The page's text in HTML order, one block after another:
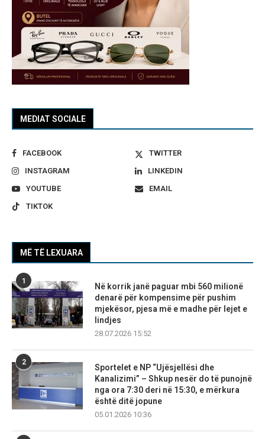
MEDIAT SOCIALE
FACEBOOK
TWITTER
INSTAGRAM
LINKEDIN
YOUTUBE
EMAIL
TIKTOK
MË TË LEXUARA
1
Në korrik janë paguar mbi 560 milionë
denarë për kompensime për pushim
mjekësor, pjesa më e madhe për lejet e
lindjes
28.07.2026 15:52
2
Sportelet e NP “Ujësjellësi dhe
Kanalizimi” – Shkup nesër do të punojnë
nga ora 7:30 deri në 15:30, e mërkura
është ditë jopune
05.01.2026 10:36